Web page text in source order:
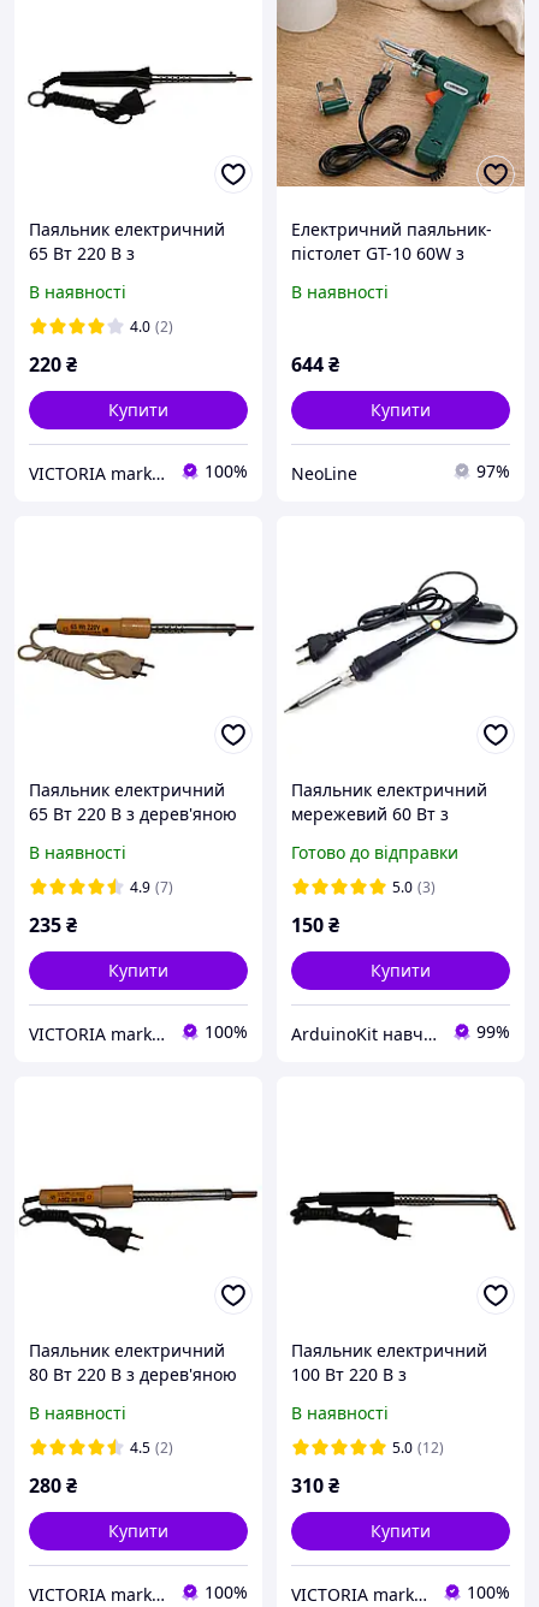
Паяльник електричний
65 Вт 220 В з
мідне жало 5 мм, Україна
Запоріжжя
В наявності
4.0 (2)
220₴
Купити
VICTORIA market 100%
Електричний паяльник-
пістолет GT-10 60W з
припою | Паяльник для
В наявності
644₴
Купити
NeoLine 97%
Паяльник електричний
65 Вт 220 В з дерев'яною
Україна Запоріжжя
В наявності
4.9 (7)
235₴
Купити
VICTORIA market 100%
Паяльник електричний
мережевий 60 Вт з
проводів та мікросхем
Готово до відправки
5.0 (3)
150₴
Купити
ArduinoKit навчальні набори робототехніки 99%
Паяльник електричний
80 Вт 220 В з дерев'яною
Україна Запоріжжя
В наявності
4.5 (2)
280₴
Купити
VICTORIA market 100%
Паяльник електричний
100 Вт 220 В з
мідне жало, Україна
Запоріжжя
В наявності
5.0 (12)
310₴
Купити
VICTORIA market 100%